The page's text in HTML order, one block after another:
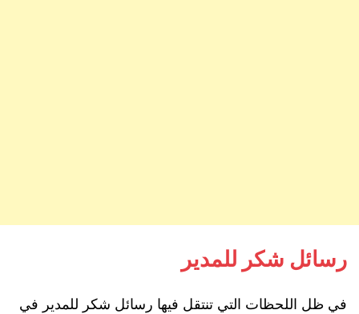
رسائل شكر للمدير
في ظل اللحظات التي تنتقل فيها رسائل شكر للمدير في